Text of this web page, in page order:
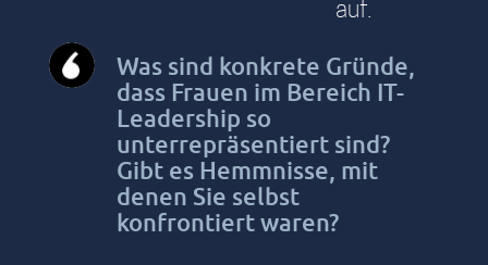
auf.
Was sind konkrete Gründe,
dass Frauen im Bereich IT-
Leadership so
unterrepräsentiert sind?
Gibt es Hemmnisse, mit
denen Sie selbst
konfrontiert waren?